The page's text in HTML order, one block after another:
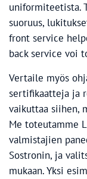
uniformiteetista.
suoruus,
front service
back service voi
Vertaile myös
sertifikaatteja ja
vaikuttaa siihen,
Me toteutamme
valmistajien
Sostronin, ja
mukaan. Yksi